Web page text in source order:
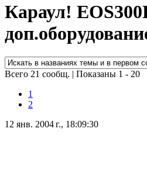
Караул!
Всего 21 сообщ. | Показаны 1 - 20
1
2
12 янв. 2004 г., 18:09:30